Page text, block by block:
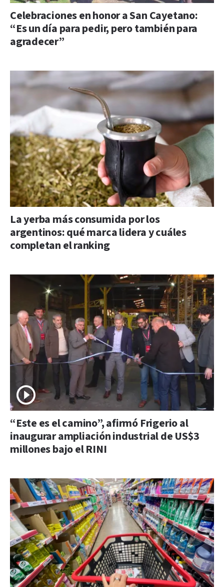
Celebraciones en honor a San Cayetano:
“Es un día para pedir, pero también para
agradecer”
La yerba más consumida por los
argentinos: qué marca lidera y cuáles
completan el ranking
“Este es el camino”, afirmó Frigerio al
inaugurar ampliación industrial de US$3
millones bajo el RINI